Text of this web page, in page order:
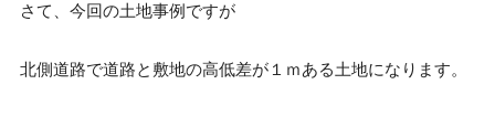
さて、今回の土地事例ですが
北側道路で道路と敷地の高低差が１ｍある土地になります。